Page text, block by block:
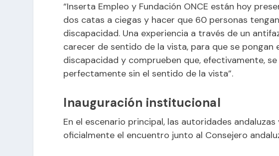
“Inserta Empleo y Fundación ONCE están hoy
dos catas a ciegas y hacer que 60 personas
discapacidad. Una experiencia a través de un
carecer de sentido de la vista, para que se pongan
discapacidad y comprueben que, efectivamente,
perfectamente sin el sentido de la vista”.
Inauguración institucional
En el escenario principal, las autoridades
oficialmente el encuentro junto al Consejero